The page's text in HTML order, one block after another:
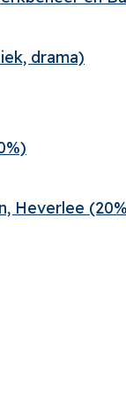
drama)
Heverlee